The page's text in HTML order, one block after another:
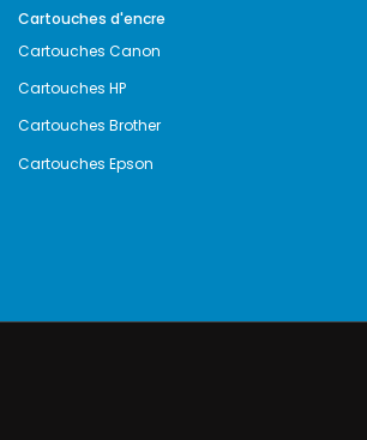
Cartouches d'encre
Cartouches Canon
Cartouches HP
Cartouches Brother
Cartouches Epson